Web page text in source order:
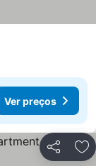
Ver preços
Partilhar